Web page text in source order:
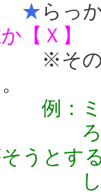
★ らっ
【Ｘ】
その存
例：
っこん
うとす
っぽが